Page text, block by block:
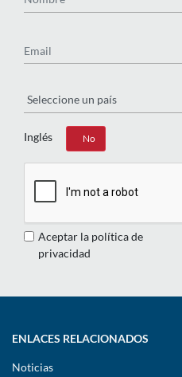
Inglés
Sí No
Aceptar la política de
privacidad
ENLACES RELACIONADOS
Noticias